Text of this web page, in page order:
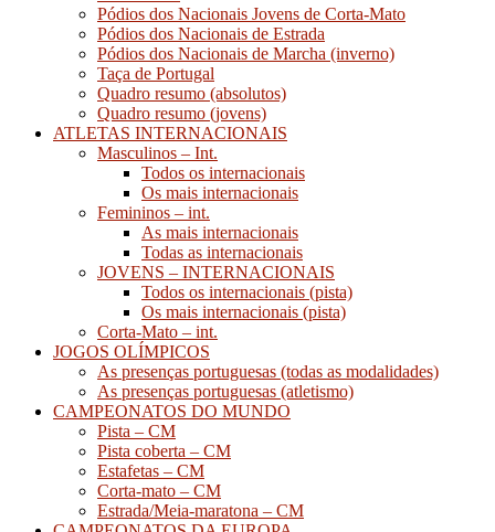
Pódios dos Nacionais Jovens de Corta-Mato
Pódios dos Nacionais de Estrada
Pódios dos Nacionais de Marcha (inverno)
Taça de Portugal
Quadro resumo (absolutos)
Quadro resumo (jovens)
ATLETAS INTERNACIONAIS
Masculinos – Int.
Todos os internacionais
Os mais internacionais
Femininos – int.
As mais internacionais
Todas as internacionais
JOVENS – INTERNACIONAIS
Todos os internacionais (pista)
Os mais internacionais (pista)
Corta-Mato – int.
JOGOS OLÍMPICOS
As presenças portuguesas (todas as modalidades)
As presenças portuguesas (atletismo)
CAMPEONATOS DO MUNDO
Pista – CM
Pista coberta – CM
Estafetas – CM
Corta-mato – CM
Estrada/Meia-maratona – CM